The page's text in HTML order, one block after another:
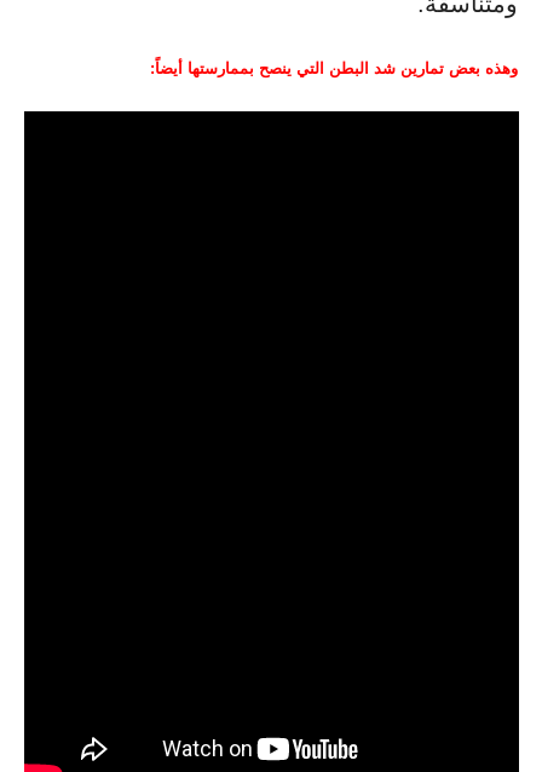
وهذه بعض تمارين شد البطن التي ينصح بممارستها أيضاً: